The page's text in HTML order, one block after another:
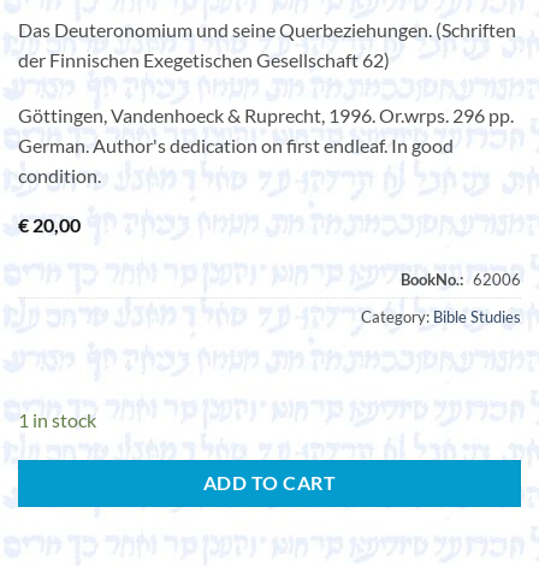
Das Deuteronomium und seine Querbeziehungen. (Schriften
der Finnischen Exegetischen Gesellschaft 62)
Göttingen, Vandenhoeck & Ruprecht, 1996. Or.wrps. 296 pp.
German. Author's dedication on first endleaf. In good
condition.
€ 20,00
Category: Bible Studies
1 in stock
ADD TO CART